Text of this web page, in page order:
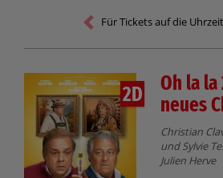
Für Tickets auf die
2D
Oh la la
neues
Christian
und Sylvie
Julien Herve